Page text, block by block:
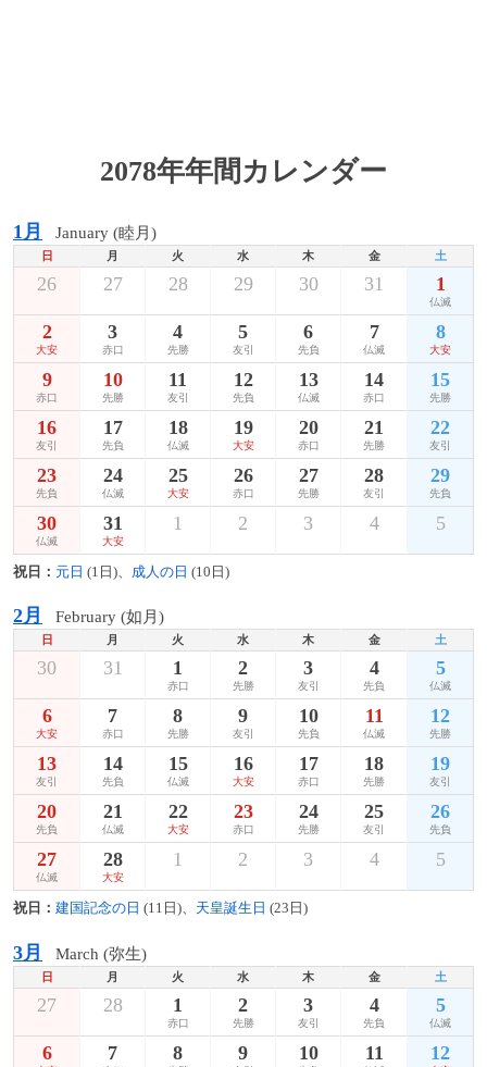
2078年年間カレンダー
1月 January (睦月)
日 月 火 水 木 金 土
26 27 28 29 30 31 1
仏滅
2
大安
3
赤口
4
先勝
5
友引
6
先負
7
仏滅
8
大安
9
赤口
10
先勝
11
友引
12
先負
13
仏滅
14
赤口
15
先勝
16
友引
17
先負
18
仏滅
19
大安
20
赤口
21
先勝
22
友引
23
先負
24
仏滅
25
大安
26
赤口
27
先勝
28
友引
29
先負
30
仏滅
31
大安
1 2 3 4 5
祝日： 元日 (1日)、 成人の日 (10日)
2月 February (如月)
日 月 火 水 木 金 土
30 31 1
赤口
2
先勝
3
友引
4
先負
5
仏滅
6
大安
7
赤口
8
先勝
9
友引
10
先負
11
仏滅
12
先勝
13
友引
14
先負
15
仏滅
16
大安
17
赤口
18
先勝
19
友引
20
先負
21
仏滅
22
大安
23
赤口
24
先勝
25
友引
26
先負
27
仏滅
28
大安
1 2 3 4 5
祝日： 建国記念の日 (11日)、 天皇誕生日 (23日)
3月 March (弥生)
日 月 火 水 木 金 土
27 28 1
赤口
2
先勝
3
友引
4
先負
5
仏滅
6 7 8 9 10 11 12